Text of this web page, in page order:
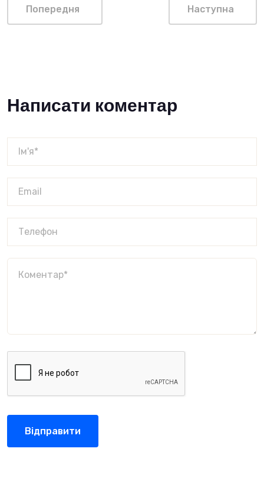
Попередня Наступна
Написати коментар
Відправити